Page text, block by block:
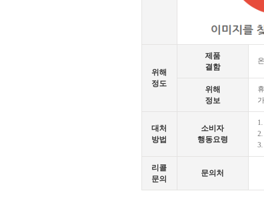
위해
정도
제품
결함
위해
정보
대처
방법
소비자
행동요령
리콜
문의
문의처